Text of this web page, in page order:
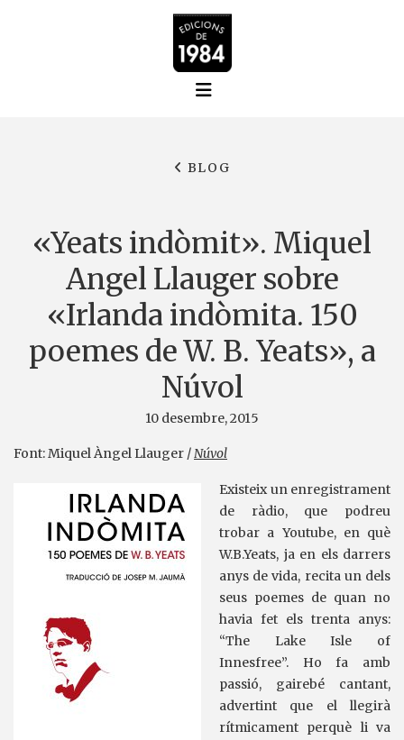
BLOG
«Yeats indòmit». Miquel
Angel Llauger sobre
«Irlanda indòmita. 150
poemes de W. B. Yeats», a
Núvol
10 desembre, 2015
Font: Miquel Àngel Llauger /Núvol
Existeix un enregistrament
de ràdio, que podreu
trobar a Youtube, en què
W.B.Yeats, ja en els darrers
anys de vida, recita un dels
seus poemes de quan no
havia fet els trenta anys:
“The Lake Isle of
Innesfree”. Ho fa amb
passió, gairebé cantant,
advertint que el llegirà
rítmicament perquè li va